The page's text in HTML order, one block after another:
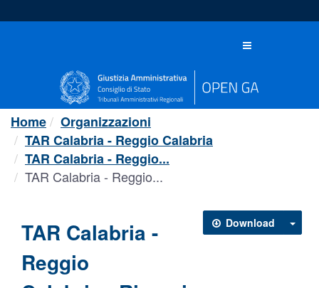
al
Toggle
Home
Organizzazioni
TAR Calabria - Reggio Calabria
TAR Calabria - Reggio...
TAR Calabria - Reggio...
Download
TAR Calabria -
Reggio